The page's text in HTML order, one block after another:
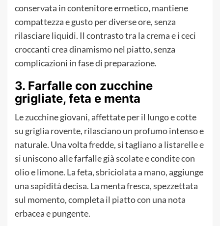
conservata in contenitore ermetico, mantiene
compattezza e gusto per diverse ore, senza
rilasciare liquidi. Il contrasto tra la crema e i ceci
croccanti crea dinamismo nel piatto, senza
complicazioni in fase di preparazione.
3. Farfalle con zucchine
grigliate, feta e menta
Le zucchine giovani, affettate per il lungo e cotte
su griglia rovente, rilasciano un profumo intenso e
naturale. Una volta fredde, si tagliano a listarelle e
si uniscono alle farfalle già scolate e condite con
olio e limone. La feta, sbriciolata a mano, aggiunge
una sapidità decisa. La menta fresca, spezzettata
sul momento, completa il piatto con una nota
erbacea e pungente.